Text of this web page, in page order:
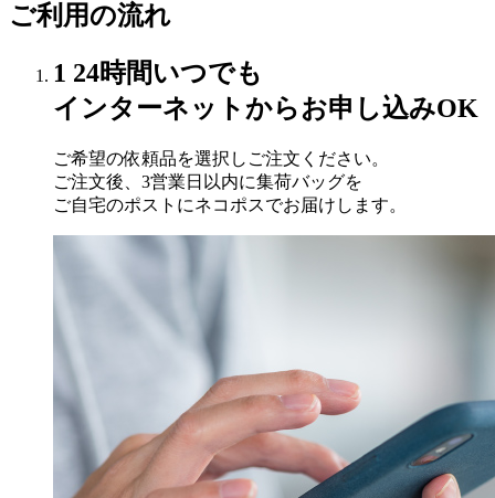
ご利用の流れ
1 24時間いつでも
インターネットからお申し込みOK
ご希望の依頼品を選択しご注文ください。
ご注文後、3営業日以内に集荷バッグを
ご自宅のポストにネコポスでお届けします。